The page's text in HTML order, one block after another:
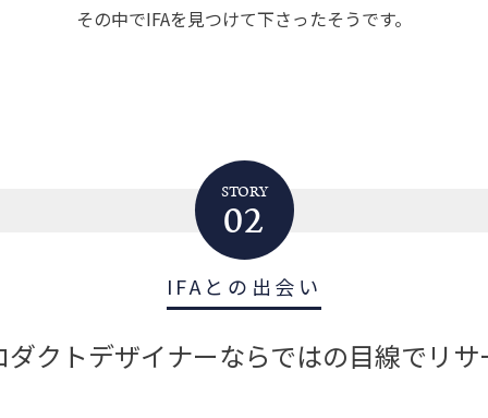
その中でIFAを見つけて下さったそうです。
STORY
02
IFAとの出会い
ダクトデザイナーならではの目線でリサ